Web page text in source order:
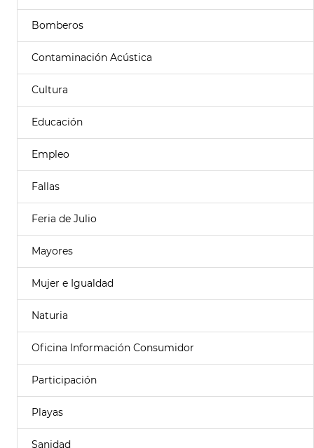
Bomberos
Contaminación Acústica
Cultura
Educación
Empleo
Fallas
Feria de Julio
Mayores
Mujer e Igualdad
Naturia
Oficina Información Consumidor
Participación
Playas
Sanidad